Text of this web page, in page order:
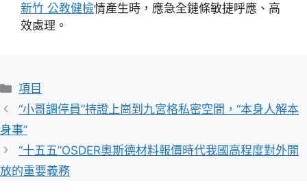
新竹 公教健檢情產生時，應急全鏈條敏捷呼應、高
效處理。
分
類
項目
“小哥調停員”持證上崗到九宮格私密空間，“本身人解本
身事”
“十五五”OSDER奧斯德材料報價時代我國高程度對外開
放的重要義務